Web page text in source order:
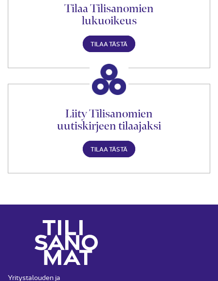
Tilaa Tilisanomien
lukuoikeus
TILAA TÄSTÄ
Liity Tilisanomien
uutiskirjeen tilaajaksi
TILAA TÄSTÄ
Yritystalouden ja